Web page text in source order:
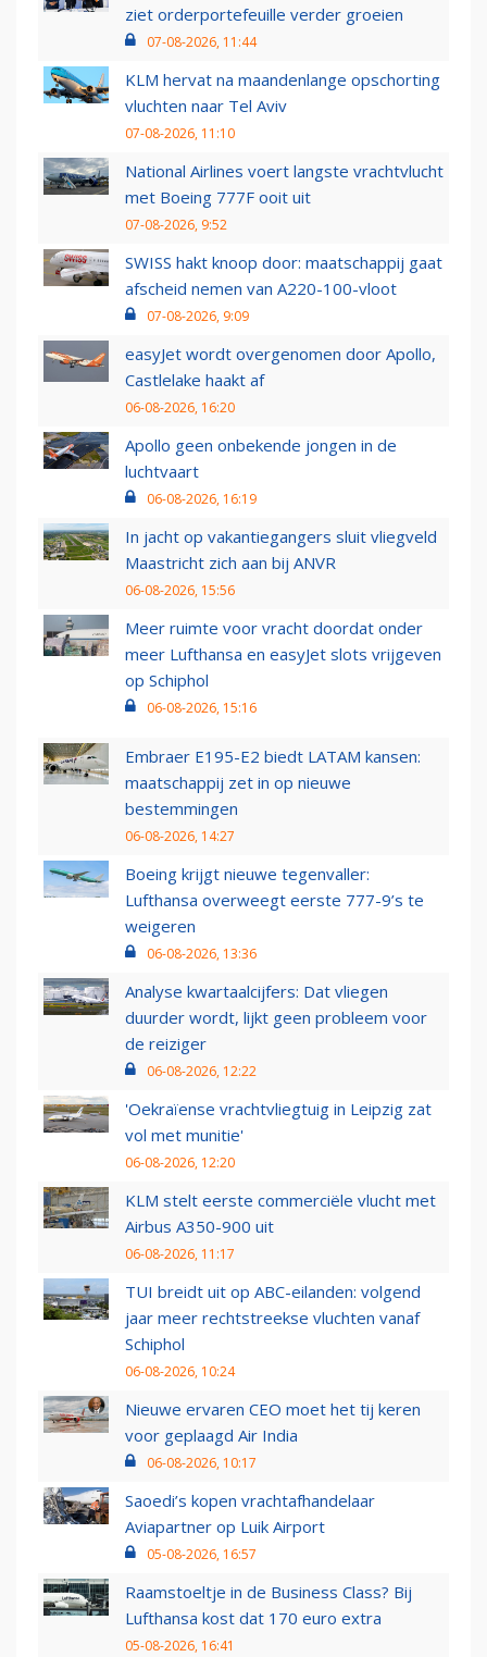
ziet orderportefeuille verder groeien
07-08-2026, 11:44
KLM hervat na maandenlange opschorting
vluchten naar Tel Aviv
07-08-2026, 11:10
National Airlines voert langste vrachtvlucht
met Boeing 777F ooit uit
07-08-2026, 9:52
SWISS hakt knoop door: maatschappij gaat
afscheid nemen van A220-100-vloot
07-08-2026, 9:09
easyJet wordt overgenomen door Apollo,
Castlelake haakt af
06-08-2026, 16:20
Apollo geen onbekende jongen in de
luchtvaart
06-08-2026, 16:19
In jacht op vakantiegangers sluit vliegveld
Maastricht zich aan bij ANVR
06-08-2026, 15:56
Meer ruimte voor vracht doordat onder
meer Lufthansa en easyJet slots vrijgeven
op Schiphol
06-08-2026, 15:16
Embraer E195-E2 biedt LATAM kansen:
maatschappij zet in op nieuwe
bestemmingen
06-08-2026, 14:27
Boeing krijgt nieuwe tegenvaller:
Lufthansa overweegt eerste 777-9’s te
weigeren
06-08-2026, 13:36
Analyse kwartaalcijfers: Dat vliegen
duurder wordt, lijkt geen probleem voor
de reiziger
06-08-2026, 12:22
'Oekraïense vrachtvliegtuig in Leipzig zat
vol met munitie'
06-08-2026, 12:20
KLM stelt eerste commerciële vlucht met
Airbus A350-900 uit
06-08-2026, 11:17
TUI breidt uit op ABC-eilanden: volgend
jaar meer rechtstreekse vluchten vanaf
Schiphol
06-08-2026, 10:24
Nieuwe ervaren CEO moet het tij keren
voor geplaagd Air India
06-08-2026, 10:17
Saoedi’s kopen vrachtafhandelaar
Aviapartner op Luik Airport
05-08-2026, 16:57
Raamstoeltje in de Business Class? Bij
Lufthansa kost dat 170 euro extra
05-08-2026, 16:41